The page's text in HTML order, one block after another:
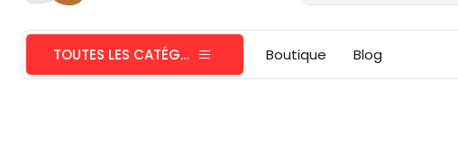
TOUTES LES CATÉGORIES Boutique Blog